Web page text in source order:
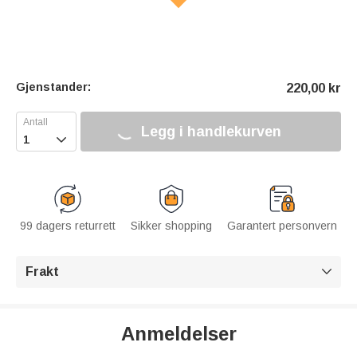
Gjenstander: 220,00 kr
 Legg i handlekurven
99 dagers returrett Sikker shopping Garantert personvern
Frakt 
Anmeldelser